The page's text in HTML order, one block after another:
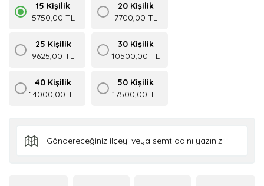
15 Kişilik
5750,00 TL
20 Kişilik
7700,00 TL
25 Kişilik
9625,00 TL
30 Kişilik
10500,00 TL
40 Kişilik
14000,00 TL
50 Kişilik
17500,00 TL